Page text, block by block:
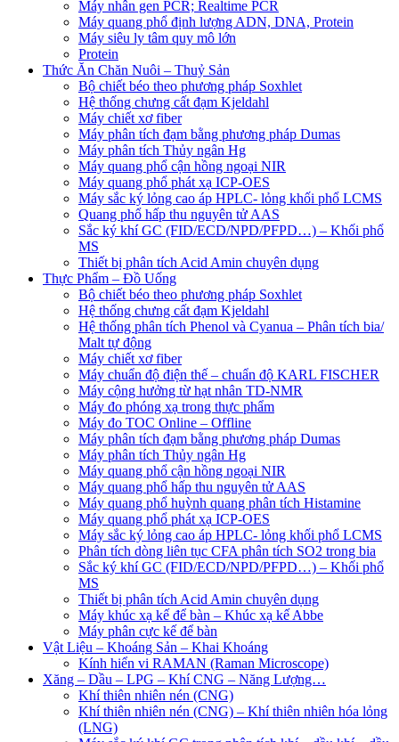
Máy nhân gen PCR; Realtime PCR
Máy quang phổ định lượng ADN, DNA, Protein
Máy siêu ly tâm quy mô lớn
Protein
Thức Ăn Chăn Nuôi – Thuỷ Sản
Bộ chiết béo theo phương pháp Soxhlet
Hệ thống chưng cất đạm Kjeldahl
Máy chiết xơ fiber
Máy phân tích đạm bằng phương pháp Dumas
Máy phân tích Thủy ngân Hg
Máy quang phổ cận hồng ngoại NIR
Máy quang phổ phát xạ ICP-OES
Máy sắc ký lỏng cao áp HPLC- lỏng khối phổ LCMS
Quang phổ hấp thu nguyên tử AAS
Sắc ký khí GC (FID/ECD/NPD/PFPD…) – Khối phổ
MS
Thiết bị phân tích Acid Amin chuyên dụng
Thực Phẩm – Đồ Uống
Bộ chiết béo theo phương pháp Soxhlet
Hệ thống chưng cất đạm Kjeldahl
Hệ thống phân tích Phenol và Cyanua – Phân tích bia/
Malt tự động
Máy chiết xơ fiber
Máy chuẩn độ điện thế – chuẩn độ KARL FISCHER
Máy cộng hưởng từ hạt nhân TD-NMR
Máy đo phóng xạ trong thực phẩm
Máy đo TOC Online – Offline
Máy phân tích đạm bằng phương pháp Dumas
Máy phân tích Thủy ngân Hg
Máy quang phổ cận hồng ngoại NIR
Máy quang phổ hấp thu nguyên tử AAS
Máy quang phổ huỳnh quang phân tích Histamine
Máy quang phổ phát xạ ICP-OES
Máy sắc ký lỏng cao áp HPLC- lỏng khối phổ LCMS
Phân tích dòng liên tục CFA phân tích SO2 trong bia
Sắc ký khí GC (FID/ECD/NPD/PFPD…) – Khối phổ
MS
Thiết bị phân tích Acid Amin chuyên dụng
Máy khúc xạ kế để bàn – Khúc xạ kế Abbe
Máy phân cực kế để bàn
Vật Liệu – Khoáng Sản – Khai Khoáng
Kính hiển vi RAMAN (Raman Microscope)
Xăng – Dầu – LPG – Khí CNG – Năng Lượng…
Khí thiên nhiên nén (CNG)
Khí thiên nhiên nén (CNG) – Khí thiên nhiên hóa lỏng
(LNG)